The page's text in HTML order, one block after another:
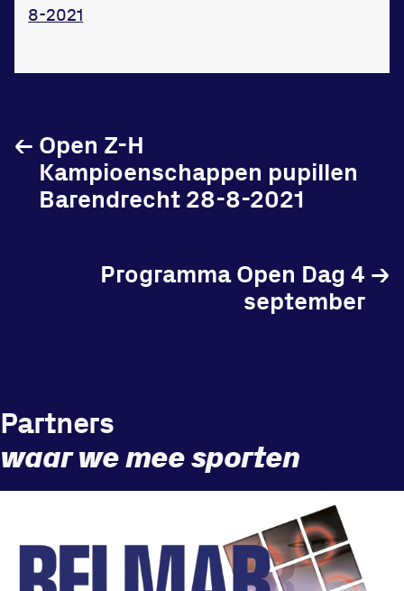
Atleten
Contact
3312 GH Dordrecht
Bekijk locatie
Privacy en cookies
Disclaimer
8-2021
Open Z-H
Kampioenschappen pupillen
Barendrecht 28-8-2021
←
Programma Open Dag 4
september
→
Partners
waar we mee sporten